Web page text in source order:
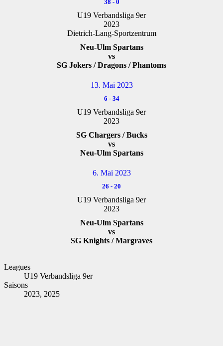
38 - 0
U19 Verbandsliga 9er
2023
Dietrich-Lang-Sportzentrum
Neu-Ulm Spartans
vs
SG Jokers / Dragons / Phantoms
13. Mai 2023
6 - 34
U19 Verbandsliga 9er
2023
SG Chargers / Bucks
vs
Neu-Ulm Spartans
6. Mai 2023
26 - 20
U19 Verbandsliga 9er
2023
Neu-Ulm Spartans
vs
SG Knights / Margraves
Leagues
U19 Verbandsliga 9er
Saisons
2023, 2025